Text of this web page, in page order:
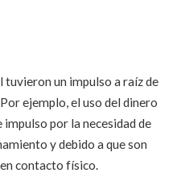
un impulso a raíz de
ejemplo, el uso del dinero
por la necesidad de
y debido a que son
contacto físico.